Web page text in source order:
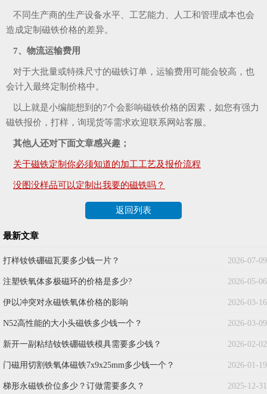
不同生产商的生产设备水平、工艺能力、人工和管理成本也会
造成定制磁铁价格的差异。
7、物流运输费用
对于大批量或特殊尺寸的磁铁订单，运输费用可能会较高，也
会计入最终定制价格中。
以上就是小编能想到的7个会影响磁铁价格的因素，如您有强力
磁铁报价，打样，询现货等需求欢迎联系网站客服。
其他人还对下面文章感兴趣；
关于磁铁定制你必须知道的加工工艺及报价流程
没图没样品可以定制出我要的磁铁吗？
返回列表
最新文章
2026-07-09
打样钕铁硼磁瓦要多少钱一片？
2026-05-06
注塑铁氧体多极磁环的价格是多少?
2026-03-16
伊以冲突对永磁铁氧体价格的影响
2026-03-09
N52高性能的大小头磁铁多少钱一个？
2026-02-02
新开一副粘结钕铁硼磁铁模具需要多少钱？
2026-01-19
门磁用切割铁氧体磁铁7x9x25mm多少钱一个？
2025-12-31
梯形永磁铁价位多少？订做需要多久？